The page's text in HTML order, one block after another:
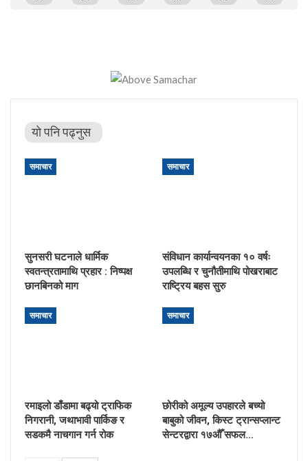
यो पनि पढ्नुस
समाचार
सुनसरी घटनाले धार्मिक
स्वतन्त्रतामाथि प्रहार : निष्पक्ष
छानबिनको माग
समाचार
संविधान कार्यान्वयनका १० वर्षः
उपलब्धि र चुनौतीमाथि पोखराबाट
राष्ट्रिय बहस सुरु
समाचार
रमाइलो डाँडामा बढ्यो ट्राफिक
निगरानी, जथाभावी पार्किङ र
सडकमै नाचगान गर्न रोक
समाचार
छोरीको अमूल्य उपहारले बच्यो
बाबुको जीवन, किस्ट ट्रान्सप्लान्ट
सेन्टरद्वारा १७औँ सफल…